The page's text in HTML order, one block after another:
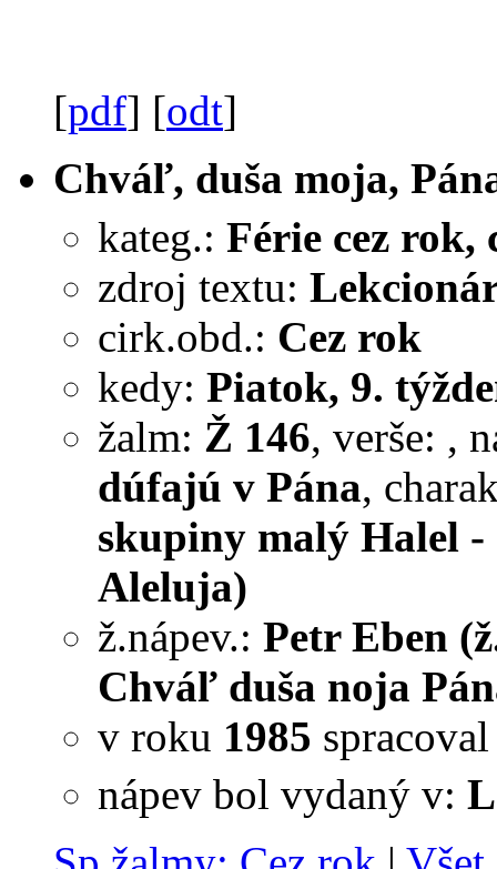
[pdf] [odt]
Chváľ, duša moja,
kateg.: Férie cez rok,
zdroj textu:
cirk.obd.: Cez rok
kedy: Piatok, 9.
žalm: Ž 146, verše: ,
dúfajú v Pána,
skupiny malý Halel
Aleluja)
ž.nápev.: Petr Eben
Chváľ duša noja
v roku 1985
nápev bol vydaný v: